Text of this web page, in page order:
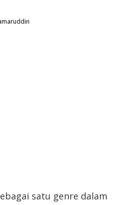
satu genre dalam